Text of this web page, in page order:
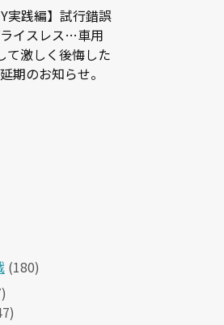
実践編】試行錯誤
イスレス…車用
て激しく後悔した
期のお知らせ。
(180)